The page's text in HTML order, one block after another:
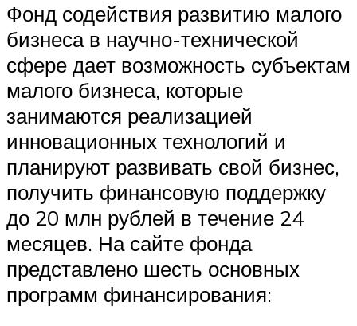
Фонд содействия развитию малого
бизнеса в научно-технической
сфере дает возможность субъектам
малого бизнеса, которые
занимаются реализацией
инновационных технологий и
планируют развивать свой бизнес,
получить финансовую поддержку
до 20 млн рублей в течение 24
месяцев. На сайте фонда
представлено шесть основных
программ финансирования: